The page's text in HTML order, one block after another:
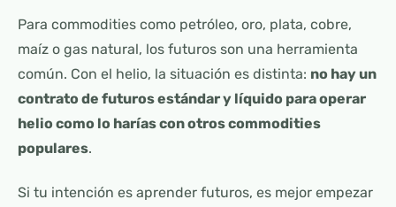
Para commodities como petróleo, oro, plata, cobre,
maíz o gas natural, los futuros son una herramienta
común. Con el helio, la situación es distinta: no hay un
contrato de futuros estándar y líquido para operar
helio como lo harías con otros commodities
populares.
Si tu intención es aprender futuros, es mejor empezar